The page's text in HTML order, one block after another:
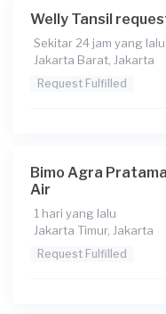
Welly Tansil
Sekitar 24 jam yang lalu
Jakarta Barat, Jakarta
Request Fulfilled
Bimo Agra
Air
1 hari yang lalu
Jakarta Timur, Jakarta
Request Fulfilled